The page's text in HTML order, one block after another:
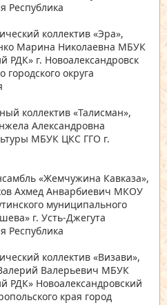
Республика
коллектив «Эра»,
Марина Николаевна МБУК
РДК» г. Новоалександровск
городского округа
коллектив «Талисман»,
Александровна
МБУК ЦКС ГГО г.
«Жемчужина Кавказа»,
Ахмед Анварбиевич МКОУ
муниципального
г. Усть-Джегута
Республика
коллектив «Визави»,
Валерьевич МБУК
РДК» Новоалександровский
края город